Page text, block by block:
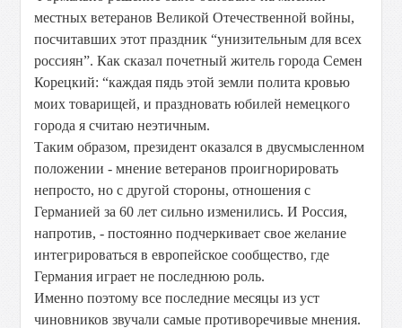
местных ветеранов Великой Отечественной войны,
посчитавших этот праздник “унизительным для всех
россиян”. Как сказал почетный житель города Семен
Корецкий: “каждая пядь этой земли полита кровью
моих товарищей, и праздновать юбилей немецкого
города я считаю неэтичным.
Таким образом, президент оказался в двусмысленном
положении - мнение ветеранов проигнорировать
непросто, но с другой стороны, отношения с
Германией за 60 лет сильно изменились. И Россия,
напротив, - постоянно подчеркивает свое желание
интегрироваться в европейское сообщество, где
Германия играет не последнюю роль.
Именно поэтому все последние месяцы из уст
чиновников звучали самые противоречивые мнения.